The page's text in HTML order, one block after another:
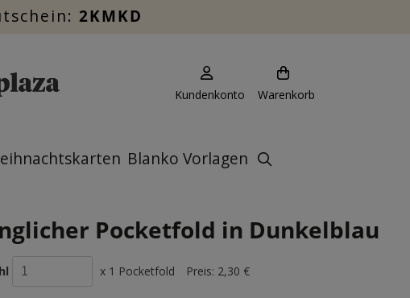
2KMKD
Kundenkonto Warenkorb
Blanko Vorlagen
Pocketfold in Dunkelblau
x 1 Pocketfold Preis: 2,30 €